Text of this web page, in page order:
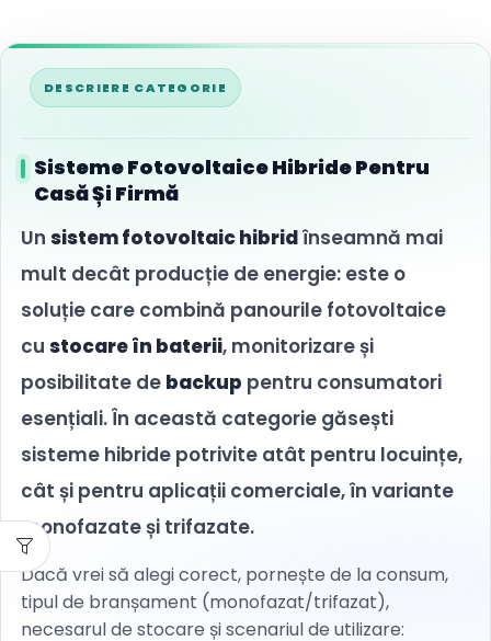
Comenzi telefonice:+40
793 909 099
Cost transport:Gratuit
Timp de livrare:
5 zile lucrătoare
Sisteme Fotovoltaice Hibride Pentru
Casă Și Firmă
Un sistem fotovoltaic hibridînseamnă mai
mult decât producție de energie: este o
soluție care combină panourile fotovoltaice
cu stocare în baterii, monitorizare și
posibilitate de backup pentru consumatori
esențiali. În această categorie găsești
sisteme hibride potrivite atât pentru locuințe,
cât și pentru aplicații comerciale, în variante
monofazate și trifazate.
Dacă vrei să alegi corect, pornește de la consum,
tipul de branșament (monofazat/trifazat),
necesarul de stocare și scenariul de utilizare: